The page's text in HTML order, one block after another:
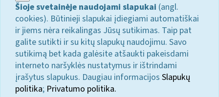
Šioje svetainėje naudojami slapukai (angl.
cookies). Būtinieji slapukai įdiegiami automatiškai
ir jiems nėra reikalingas Jūsų sutikimas. Taip pat
galite sutikti ir su kitų slapukų naudojimu. Savo
sutikimą bet kada galėsite atšaukti pakeisdami
interneto naršyklės nustatymus ir ištrindami
įrašytus slapukus. Daugiau informacijos Slapukų
politika; Privatumo politika.